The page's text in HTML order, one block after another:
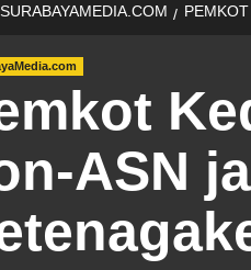
SURABAYAMEDIA.COM
ASN